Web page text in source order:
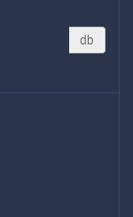
db